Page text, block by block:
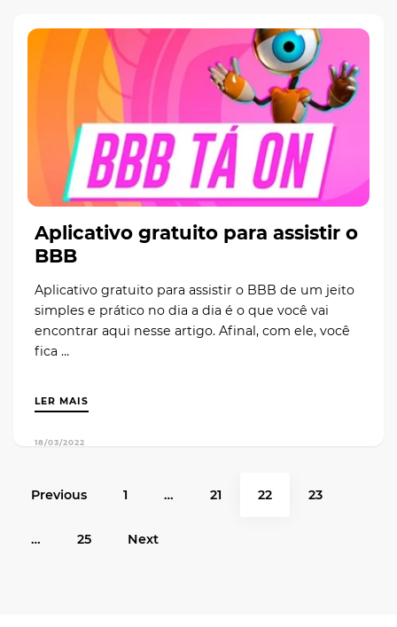
Aplicativo gratuito para assistir o
BBB
Aplicativo gratuito para assistir o BBB de um jeito
simples e prático no dia a dia é o que você vai
encontrar aqui nesse artigo. Afinal, com ele, você
fica …
LER MAIS
18/03/2022
Previous 1 … 21 22 23
… 25 Next